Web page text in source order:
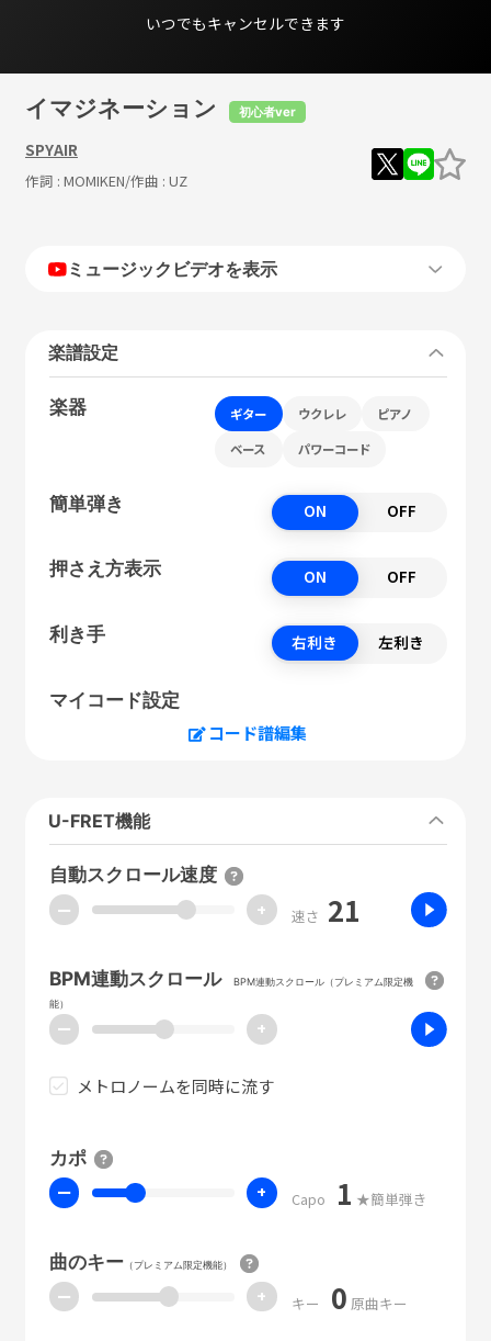
いつでもキャンセルできます
イマジネーション 初心者ver
SPYAIR
作詞 : MOMIKEN/作曲 : UZ
ミュージックビデオを表示
楽譜設定
楽器 ギター ウクレレ ピアノ
ベース パワーコード
簡単弾き ON OFF
押さえ方表示 ON OFF
利き手 右利き 左利き
マイコード設定
コード譜編集
U-FRET機能
自動スクロール速度
ー + 速さ 21
BPM連動スクロール
BPM連動スクロール（プレミアム限定機
能）
ー +
メトロノームを同時に流す
カポ
ー + Capo 1 ★簡単弾き
曲のキー（プレミアム限定機能）
ー + キー 0 原曲キー